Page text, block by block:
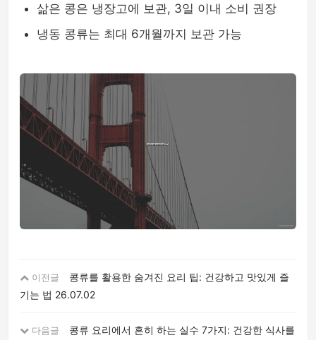
삶은 콩은 냉장고에 보관, 3일 이내 소비 권장
냉동 콩류는 최대 6개월까지 보관 가능
이전글
콩류를 활용한 숨겨진 요리 팁: 건강하고 맛있게 즐
기는 법 26.07.02
다음글
콩류 요리에서 흔히 하는 실수 7가지: 건강한 식사를